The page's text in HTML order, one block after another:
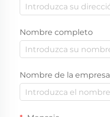
Nombre completo
Nombre de la empresa